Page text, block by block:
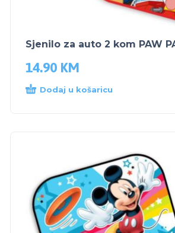
Sjenilo za auto 2 kom PAW
14.90 KM
Dodaj u košaricu